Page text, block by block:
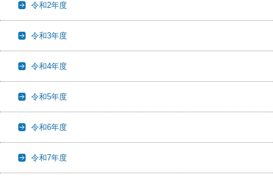
令和2年度
令和3年度
令和4年度
令和5年度
令和6年度
令和7年度